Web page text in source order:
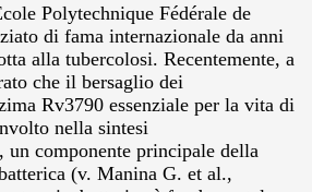
Polytechnique Fédérale de
di fama internazionale da anni
alla tubercolosi. Recentemente, a
che il bersaglio dei
Rv3790 essenziale per la vita di
nella sintesi
un componente principale della
(v. Manina G. et al.,